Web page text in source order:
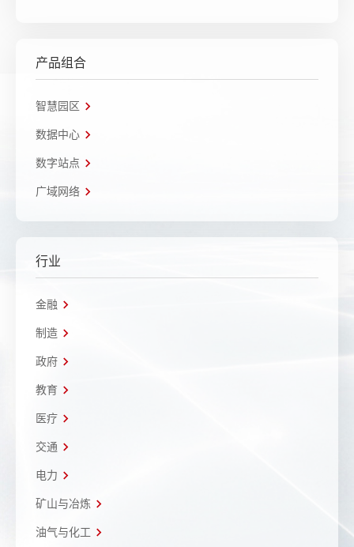
产品组合
智慧园区
数据中心
数字站点
广域网络
行业
金融
制造
政府
教育
医疗
交通
电力
矿山与冶炼
油气与化工